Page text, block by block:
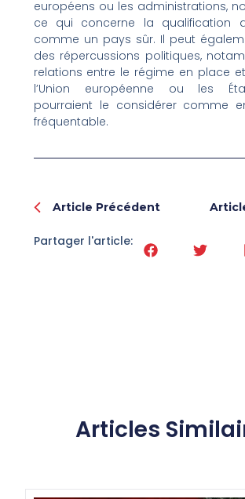
européens ou les administrations,
ce qui concerne la qualification
comme un pays sûr. Il peut
des répercussions politiques,
relations entre le régime en place
l’Union européenne ou les
pourraient le considérer comme
fréquentable.
Prev
Article Précédent
Partager l'article:
Articles